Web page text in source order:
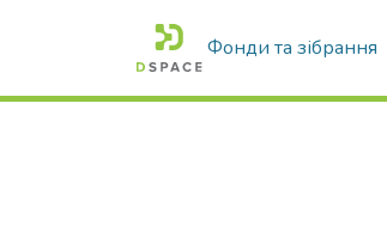
Фонди та зібрання